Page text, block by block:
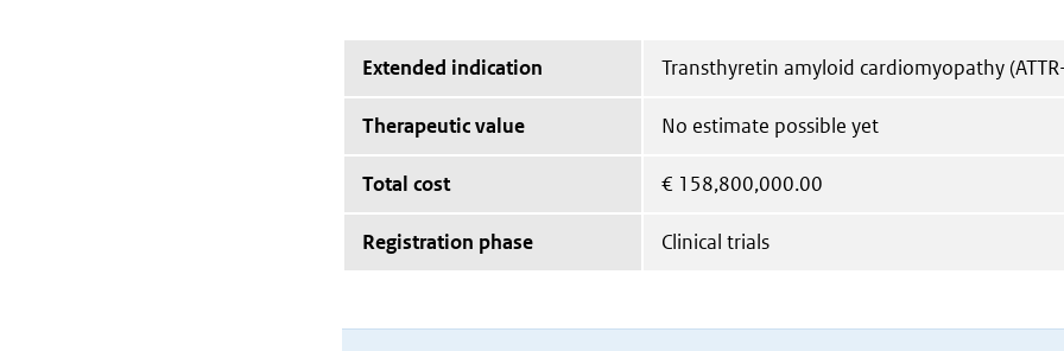
Extended indication Transthyretin amyloid cardiomyopathy
Therapeutic value No estimate possible yet
Total cost € 158,800,000.00
Registration phase Clinical trials